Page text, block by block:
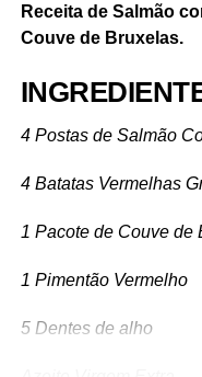
Receita de Salmão
Couve de Bruxelas.
4 Postas de Salmão
4 Batatas Vermelhas
1 Pacote de Couve de
1 Pimentão Vermelho
5 Dentes de alho